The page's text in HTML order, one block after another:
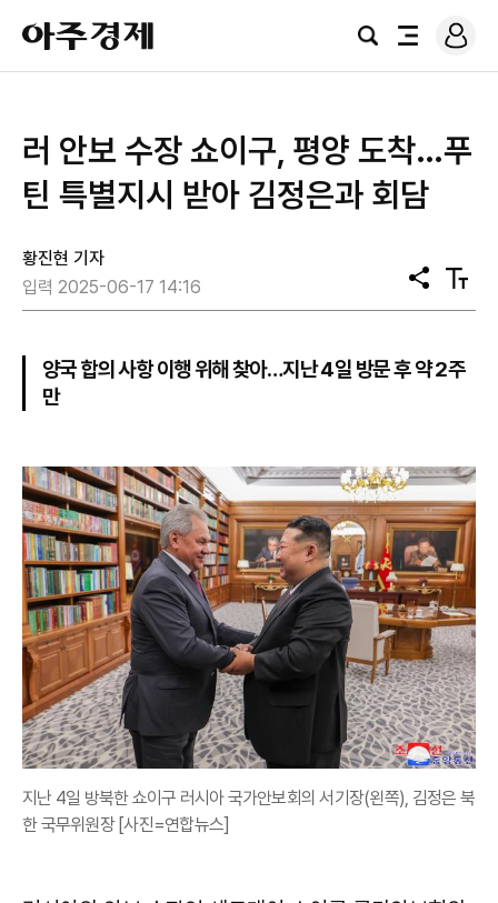
아
주
경
검
전
로
그
러 안보 수장 쇼이구, 평양 도착…푸
틴 특별지시 받아 김정은과 회담
황진현 기자
입력 2025-06-17 14:16
공
유
텍
스
기
양국 합의 사항 이행 위해 찾아…지난 4일 방문 후 약 2주
만
지난 4일 방북한 쇼이구 러시아 국가안보회의 서기장(왼쪽), 김정은 북
한 국무위원장 [사진=연합뉴스]